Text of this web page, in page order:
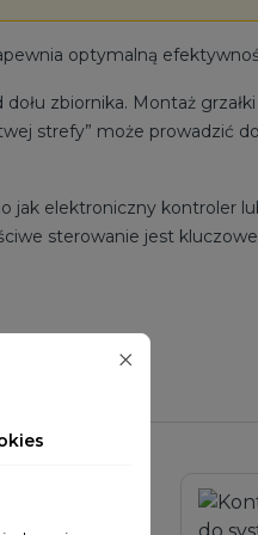
optymalną
zbiornika. Montaż
strefy” może prowadzić
jak elektroniczny kontroler
sterowanie jest